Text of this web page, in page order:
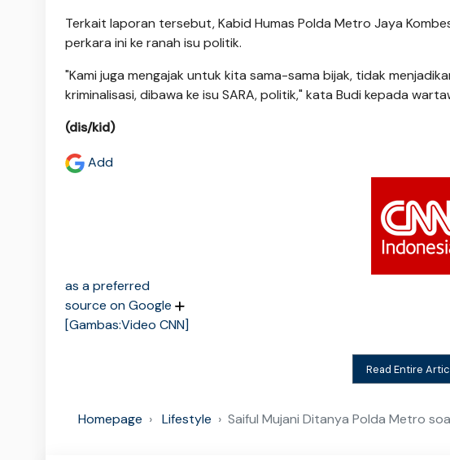
Terkait laporan tersebut, Kabid Humas Polda Metro Jaya
perkara ini ke ranah isu politik.
"Kami juga mengajak untuk kita sama-sama bijak, tidak
kriminalisasi, dibawa ke isu SARA, politik," kata Budi kepada
(dis/kid)
Add
as a preferred
source on Google
[Gambas:Video CNN]
Read Entire
Homepage Lifestyle Saiful Mujani Ditanya Polda Metro